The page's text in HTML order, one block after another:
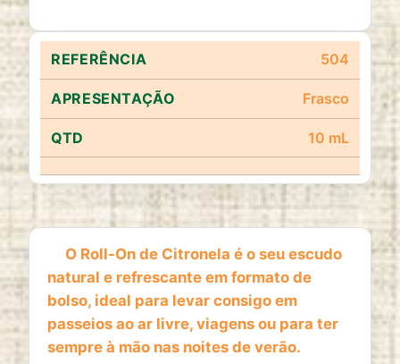
504
Frasco
10 mL
O Roll-On de Citronela é o seu escudo
natural e refrescante em formato de
bolso, ideal para levar consigo em
passeios ao ar livre, viagens ou para ter
sempre à mão nas noites de verão.
Cookie Consent
Name:
Purpose:
Este cookie armazena as opções de
consentimento selecionadas pelo utilizador.
Cookie duration:
ESTATISTICAS
Cookies de estatísticas recolhem informação de
forma anónima. Estes dados ajudam-nos a
compreender como os visitantes utilizam o nosso